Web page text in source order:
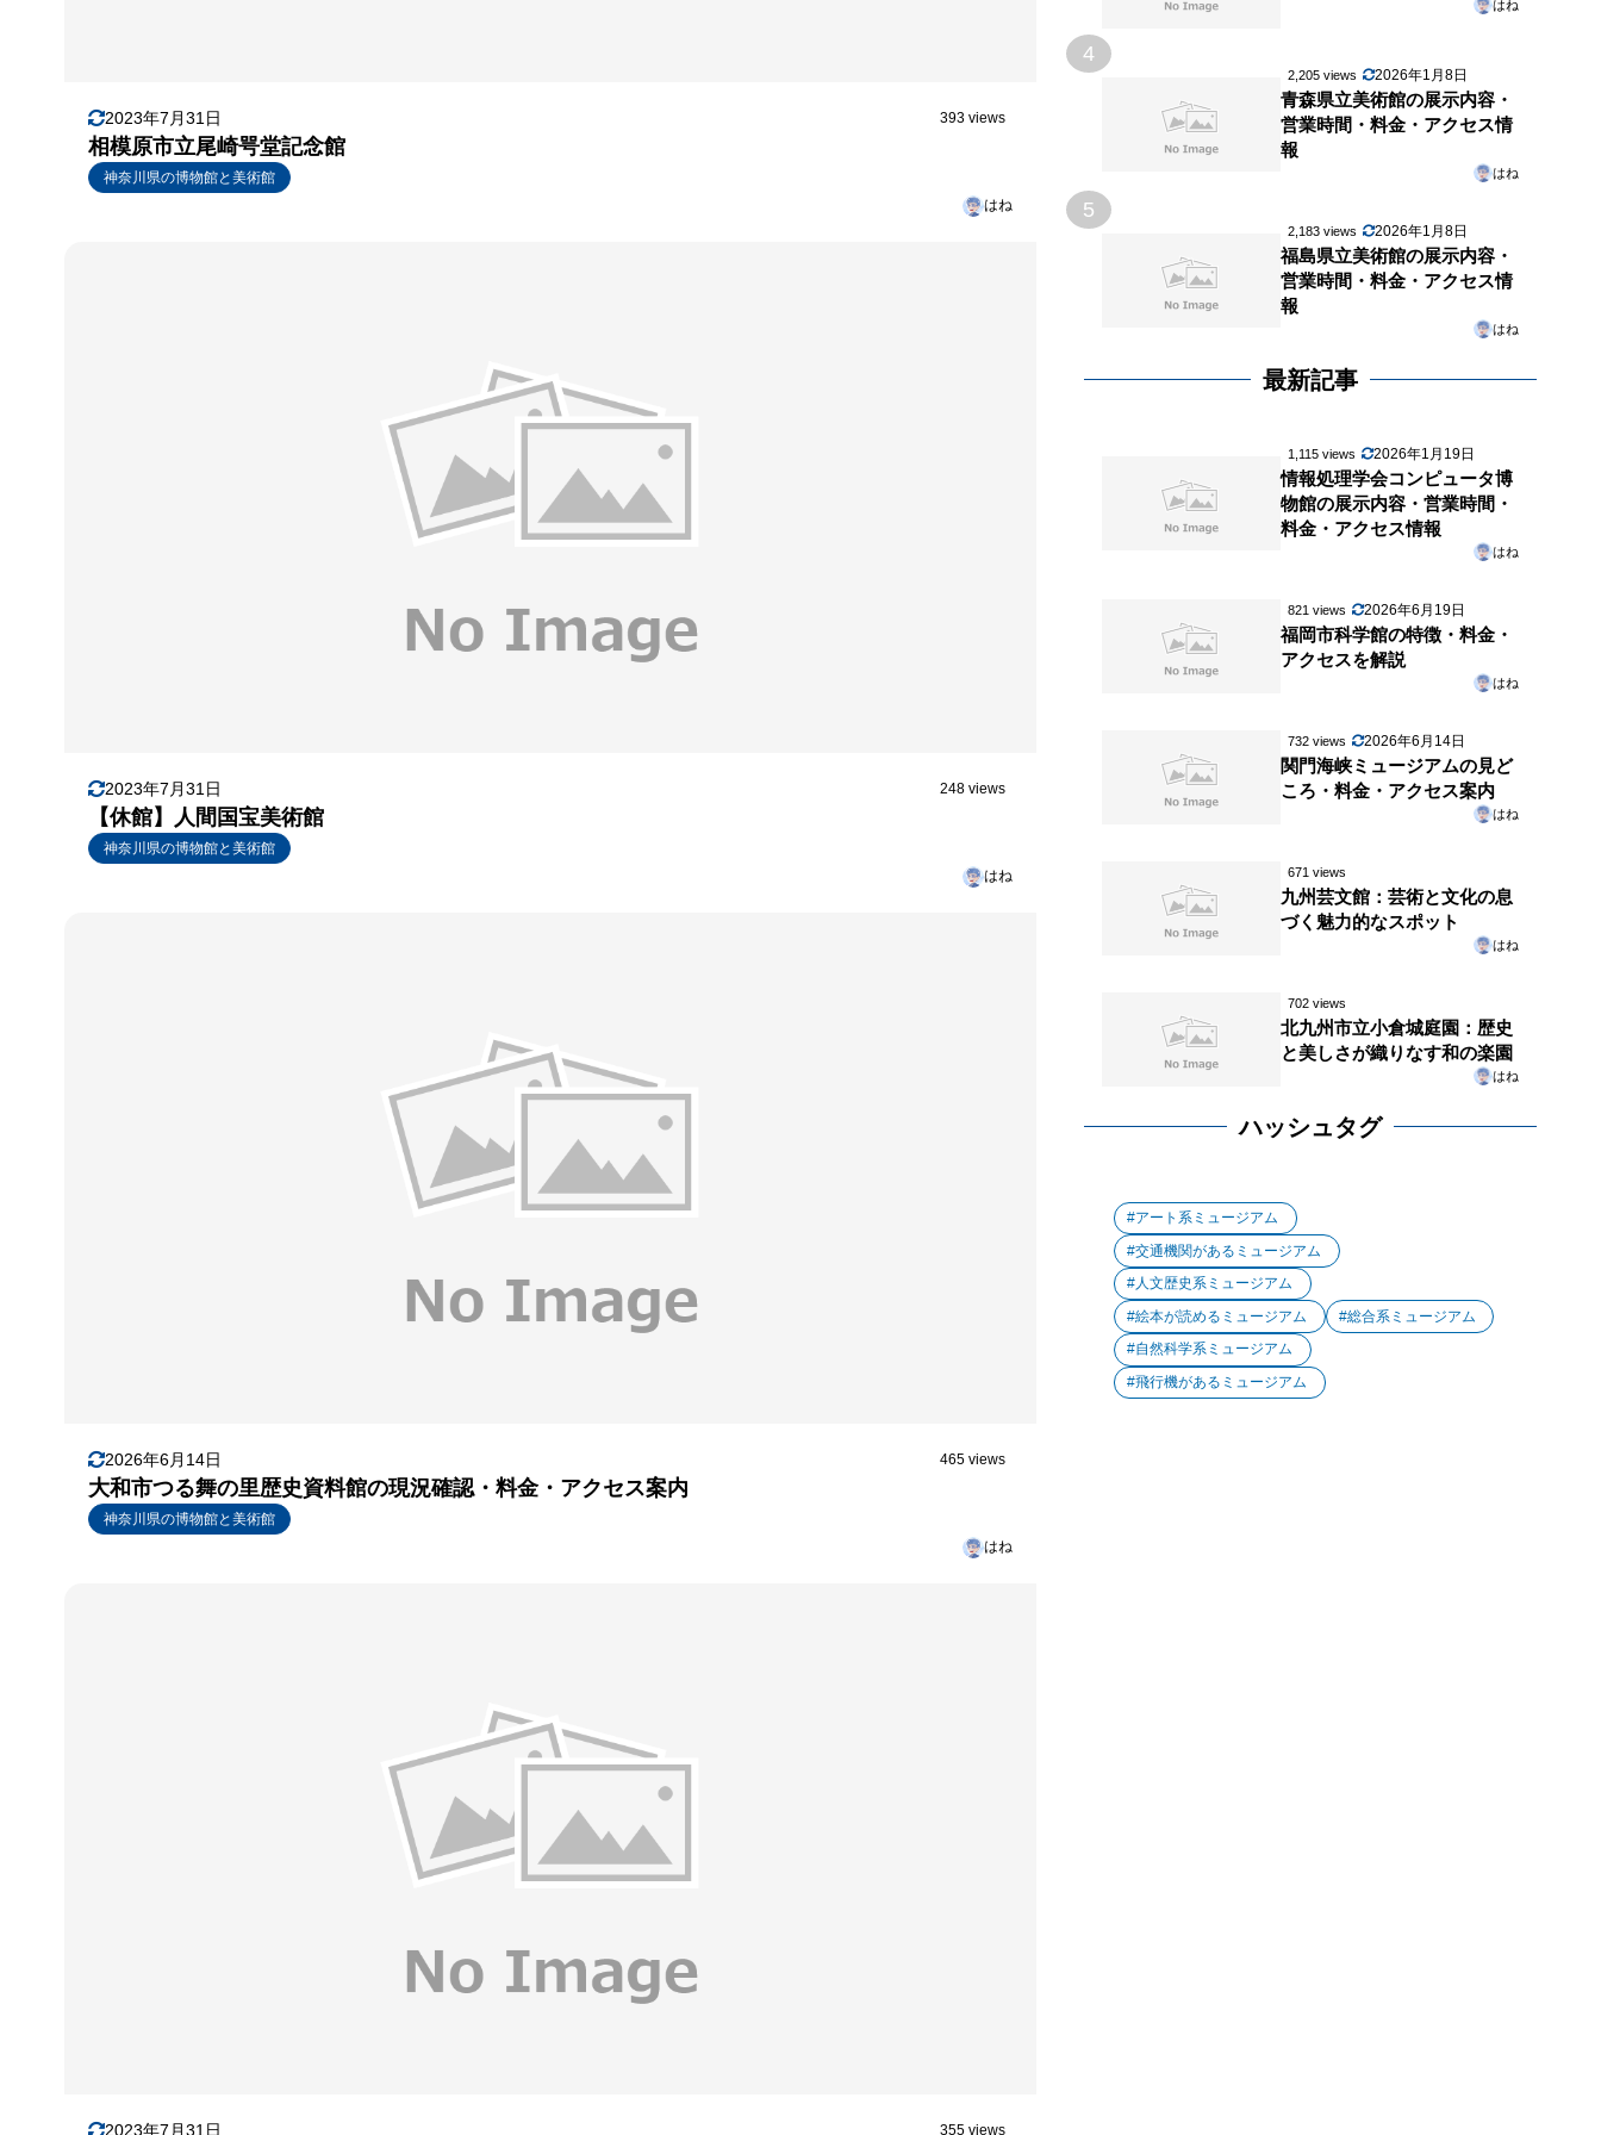
2023年7月31日 393 views
相模原市立尾崎咢堂記念館
神奈川県の博物館と美術館
はね
2023年7月31日 248 views
【休館】人間国宝美術館
神奈川県の博物館と美術館
はね
2026年6月14日 465 views
大和市つる舞の里歴史資料館の現況確認・料金・アクセス案内
神奈川県の博物館と美術館
はね
2023年7月31日 355 views
はね
4
2,205 views 2026年1月8日
青森県立美術館の展示内容・
営業時間・料金・アクセス情
報
はね
5
2,183 views 2026年1月8日
福島県立美術館の展示内容・
営業時間・料金・アクセス情
報
はね
最新記事
1,115 views 2026年1月19日
情報処理学会コンピュータ博
物館の展示内容・営業時間・
料金・アクセス情報
はね
821 views 2026年6月19日
福岡市科学館の特徴・料金・
アクセスを解説
はね
732 views 2026年6月14日
関門海峡ミュージアムの見ど
ころ・料金・アクセス案内
はね
671 views
九州芸文館：芸術と文化の息
づく魅力的なスポット
はね
702 views
北九州市立小倉城庭園：歴史
と美しさが織りなす和の楽園
はね
ハッシュタグ
アート系ミュージアム
交通機関があるミュージアム
人文歴史系ミュージアム
絵本が読めるミュージアム
総合系ミュージアム
自然科学系ミュージアム
飛行機があるミュージアム